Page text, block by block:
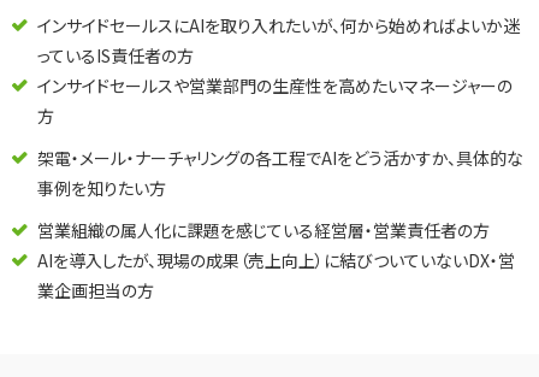
インサイドセールスにAIを取り入れたいが、何から始めればよいか迷
っているIS責任者の方
インサイドセールスや営業部門の生産性を高めたいマネージャーの
方
架電・メール・ナーチャリングの各工程でAIをどう活かすか、具体的な
事例を知りたい方
営業組織の属人化に課題を感じている経営層・営業責任者の方
AIを導入したが、現場の成果（売上向上）に結びついていないDX・営
業企画担当の方